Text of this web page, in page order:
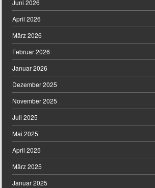
Juni 2026
April 2026
März 2026
Februar 2026
Januar 2026
Dezember 2025
November 2025
Juli 2025
Mai 2025
April 2025
März 2025
Januar 2025